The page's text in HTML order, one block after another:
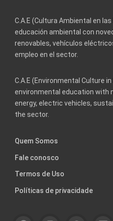
C.A.E (Cultura Ambiental en
educación ambiental con
renovables, vehículos
empleo en el sector.
C.A.E (Environmental Culture
environmental education with
energy, electric vehicles,
the sector.
Quem Somos
Fale conosco
Termos de Uso
Políticas de privacidade